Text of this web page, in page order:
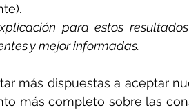
para estos
y mejor informadas.
más dispuestas a aceptar
más completo sobre las